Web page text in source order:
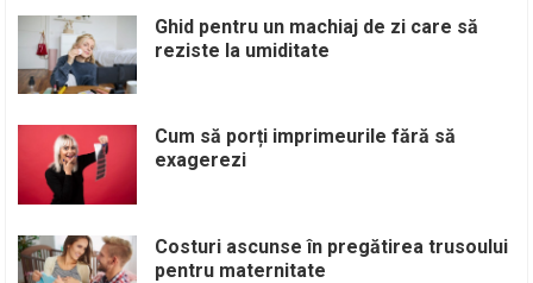
Ghid pentru un machiaj de zi care să
reziste la umiditate
Cum să porți imprimeurile fără să
exagerezi
Costuri ascunse în pregătirea trusoului
pentru maternitate